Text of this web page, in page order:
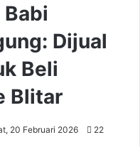
Dijual
Beli
Blitar
20 Februari 2026 22